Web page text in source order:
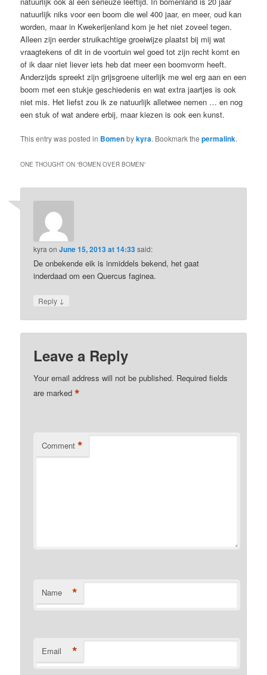
natuurlijk niks voor een boom die wel 400 jaar, en meer, oud kan
worden, maar in Kwekerijenland kom je het niet zoveel tegen.
Alleen zijn eerder struikachtige groeiwijze plaatst bij mij wat
vraagtekens of dit in de voortuin wel goed tot zijn recht komt en
of ik daar niet liever iets heb dat meer een boomvorm heeft.
Anderzijds spreekt zijn grijsgroene uiterlijk me wel erg aan en een
boom met een stukje geschiedenis en wat extra jaartjes is ook
niet mis. Het liefst zou ik ze natuurlijk alletwee nemen … en nog
een stuk of wat andere erbij, maar kiezen is ook een kunst.
This entry was posted in Bomenbykyra. Bookmark thepermalink.
ONE THOUGHT ON “BOMEN OVER BOMEN”
kyra onJune 15, 2013 at 14:33said:
De onbekende eik is inmiddels bekend, het gaat
inderdaad om een Quercus faginea.
Reply ↓
Leave a Reply
Your email address will not be published. Required fields
are marked*
Comment *
Name *
Email *